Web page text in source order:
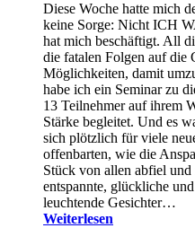
Diese Woche hatte mich
keine Sorge: Nicht ICH
hat mich beschäftigt. All
die fatalen Folgen auf die
Möglichkeiten, damit
habe ich ein Seminar zu
13 Teilnehmer auf ihrem
Stärke begleitet. Und es
sich plötzlich für viele
offenbarten, wie die
Stück von allen abfiel
entspannte, glückliche
leuchtende Gesichter…
Weiterlesen